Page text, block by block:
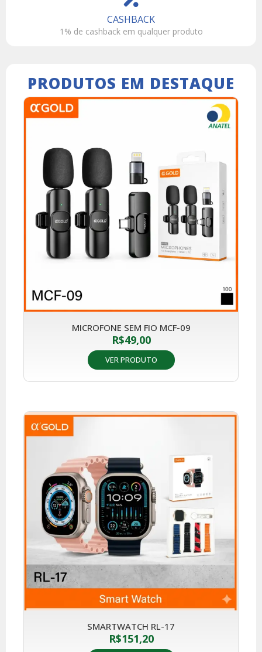
CASHBACK
1% de cashback em qualquer produto
PRODUTOS EM DESTAQUE
MICROFONE SEM FIO MCF-09
R$49,00
VER PRODUTO
SMARTWATCH RL-17
R$151,20